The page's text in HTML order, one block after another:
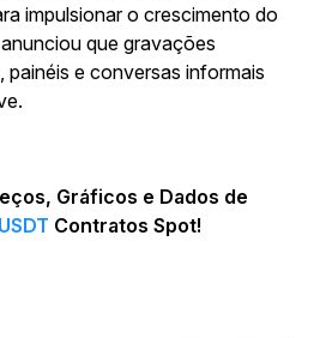
impulsionar o crescimento do
que gravações
painéis e conversas informais
Gráficos e Dados de
Contratos Spot!